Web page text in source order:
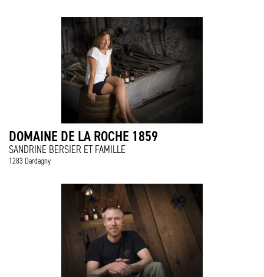
DOMAINE DE LA ROCHE 1859
SANDRINE BERSIER ET FAMILLE
1283 Dardagny